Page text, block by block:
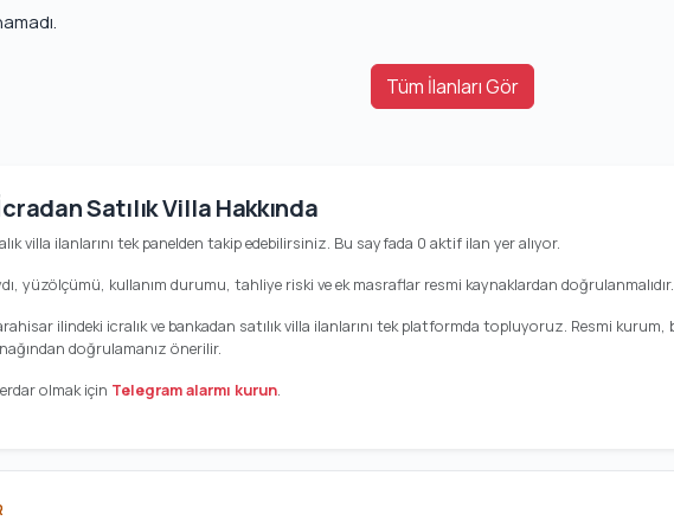
Tüm İlanları Gör
Satılık Villa Hakkında
villa ilanlarını tek panelden takip edebilirsiniz. Bu sayfada 0 aktif ilan yer alıyor.
yüzölçümü, kullanım durumu, tahliye riski ve ek masraflar resmi kaynaklardan doğrulanmalıdır.
ilindeki icralık ve bankadan satılık villa ilanlarını tek platformda topluyoruz. Resmi kurum,
doğrulamanız önerilir.
olmak için Telegram alarmı kurun.